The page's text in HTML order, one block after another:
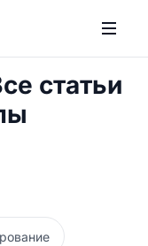
статьи